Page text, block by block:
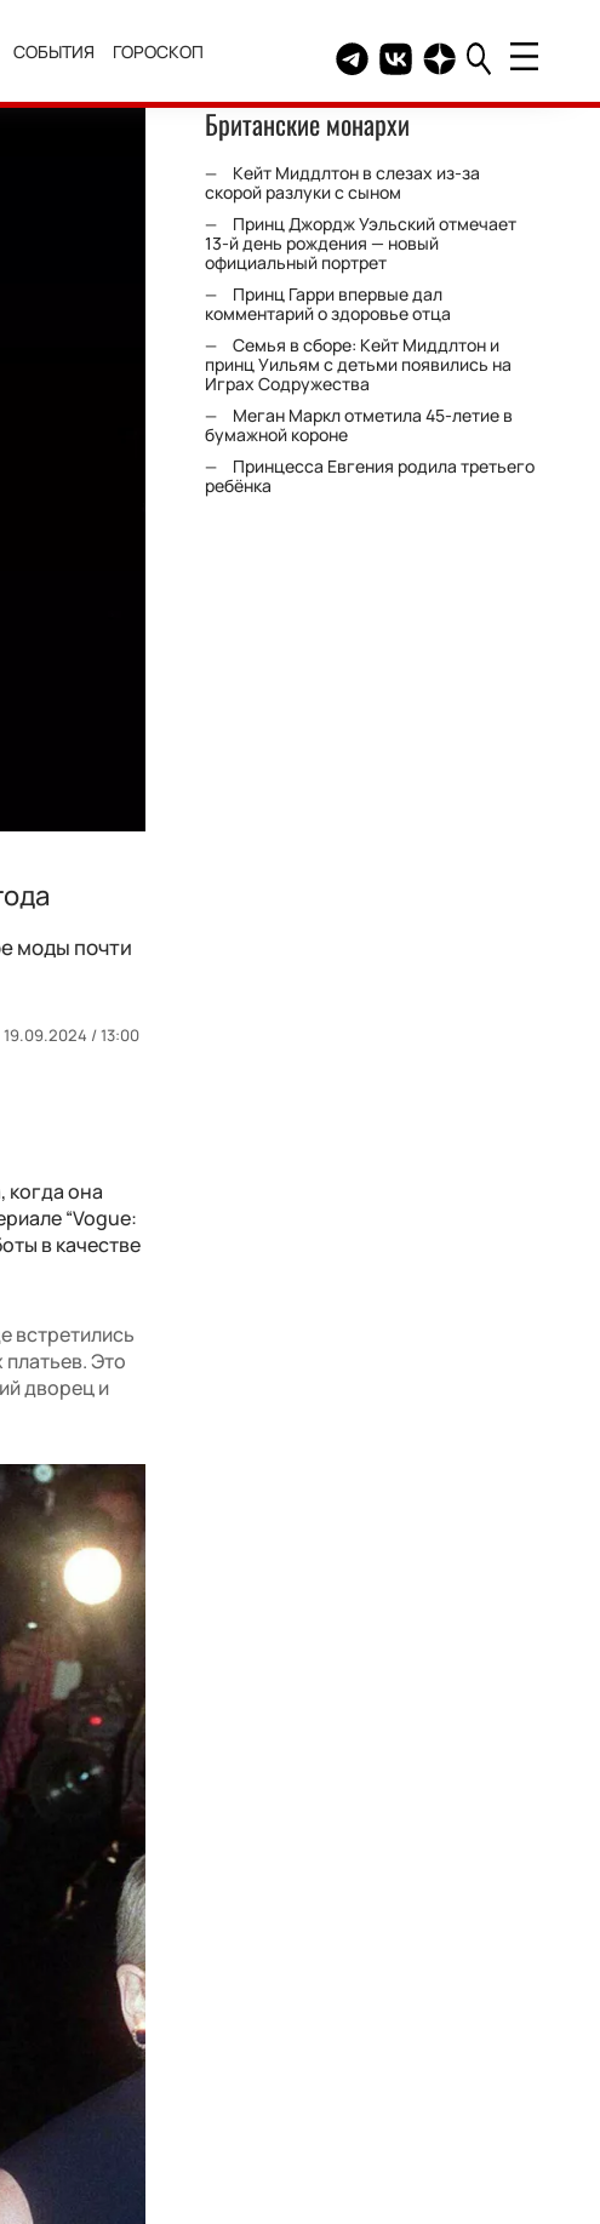
СОБЫТИЯ ГОРОСКОП Telegram канал HELLO
Группа HELLO
Канал HELLO в
моды почти
19.09.2024 / 13:00
когда она
“Vogue:
в качестве
встретились
Это
дворец и
Британские монархи
Кейт Миддлтон в слезах из-за
скорой разлуки с сыном
Принц Джордж Уэльский отмечает
13-й день рождения — новый
официальный портрет
Принц Гарри впервые дал
комментарий о здоровье отца
Семья в сборе: Кейт Миддлтон и
принц Уильям с детьми появились на
Играх Содружества
Меган Маркл отметила 45-летие в
бумажной короне
Принцесса Евгения родила третьего
ребёнка